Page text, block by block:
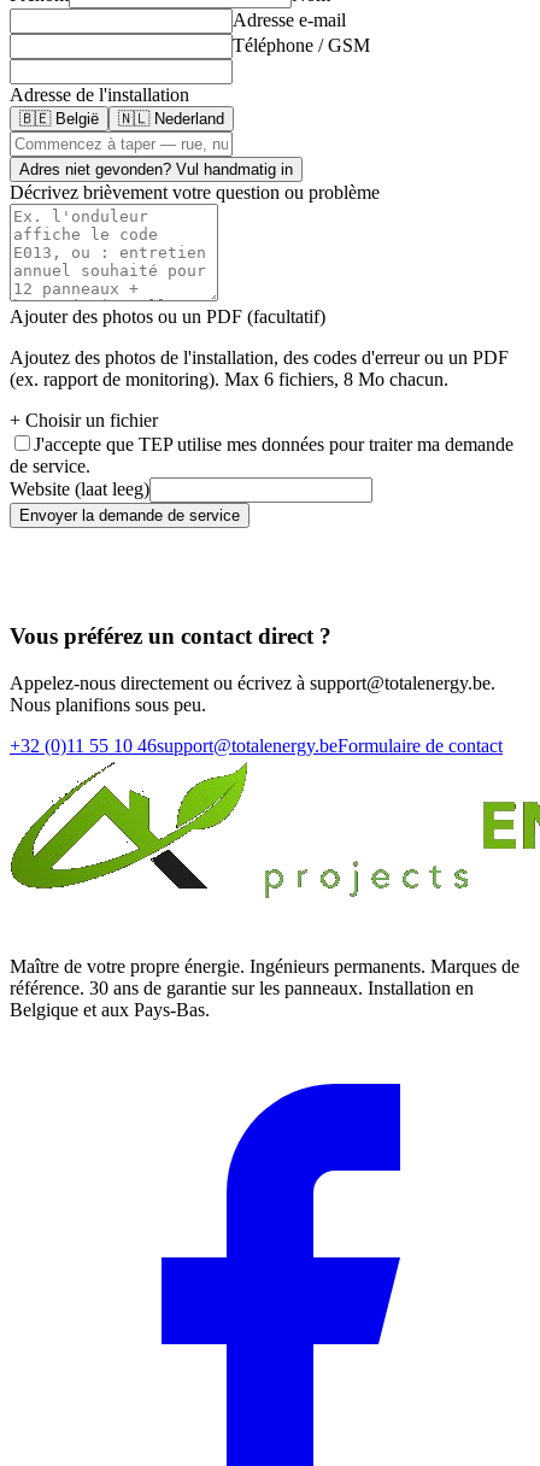
Adresse e-mail
Téléphone / GSM
Adresse de l'installation
🇧🇪 België 🇳🇱 Nederland
Adres niet gevonden? Vul handmatig in
Décrivez brièvement votre question ou problème
Ajouter des photos ou un PDF (facultatif)
Ajoutez des photos de l'installation, des codes d'erreur ou un PDF
(ex. rapport de monitoring). Max 6 fichiers, 8 Mo chacun.
+ Choisir un fichier
J'accepte que TEP utilise mes données pour traiter ma demande
de service.
Website (laat leeg)
Envoyer la demande de service
Vous préférez un contact direct ?
Appelez-nous directement ou écrivez à support@totalenergy.be.
Nous planifions sous peu.
+32 (0)11 55 10 46support@totalenergy.beFormulaire de contact
Maître de votre propre énergie. Ingénieurs permanents. Marques de
référence. 30 ans de garantie sur les panneaux. Installation en
Belgique et aux Pays-Bas.